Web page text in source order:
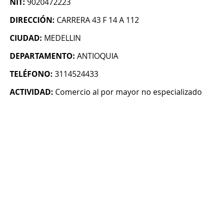
DIRECCIÓN: CARRERA 43 F 14 A 112
CIUDAD: MEDELLIN
DEPARTAMENTO: ANTIOQUIA
TELÉFONO: 3114524433
ACTIVIDAD: Comercio al por mayor no especializado